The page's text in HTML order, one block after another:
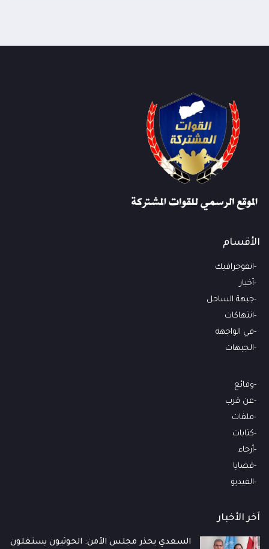
الأقسام
انفوجرافيك
أخبار
جبهة الساحل
انتهاكات
في الواجهة
الجبهات
وقائع
عن قرب
ملفات
كتابات
أرجاء
قضايا
الفيديو
آخر الأخبار
السعدي يحذر مجلس الأمن: الحوثيون يستغلون